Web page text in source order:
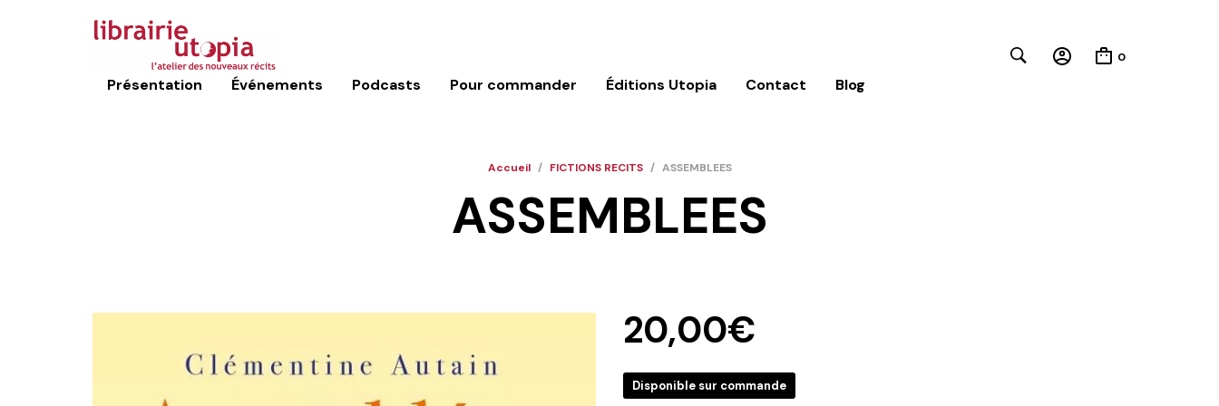
Présentation Événements Podcasts Pour commander Éditions Utopia Contact Blog
0
Accueil / FICTIONS RECITS / ASSEMBLEES
ASSEMBLEES
20,00€
Disponible sur commande